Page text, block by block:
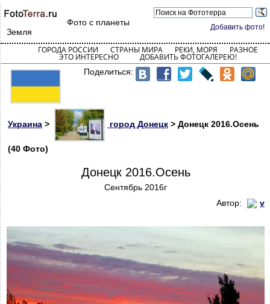
Добавить фото!
Фото с планеты
Земля
ГОРОДА РОССИИ СТРАНЫ МИРА РЕКИ, МОРЯ РАЗНОЕ
ЭТО ИНТЕРЕСНО ДОБАВИТЬ ФОТОГАЛЕРЕЮ!
Поделиться:
Украина > город Донецк > Донецк 2016.Осень
(40 Фото)
Донецк 2016.Осень
Сентябрь 2016г
Автор:
v